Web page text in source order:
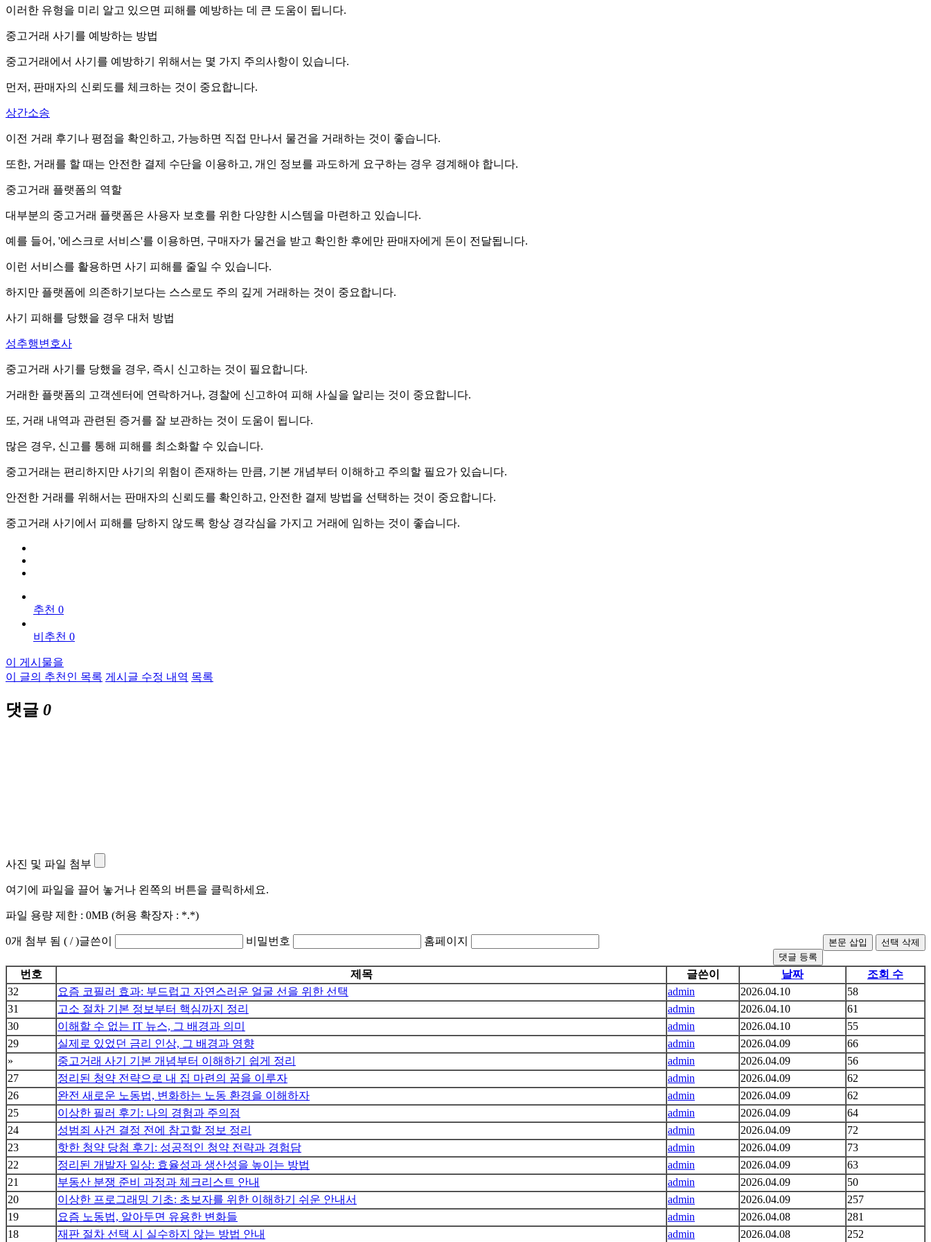
이러한 유형을 미리 알고 있으면 피해를 예방하는 데 큰 도움이 됩니다.
중고거래 사기를 예방하는 방법
중고거래에서 사기를 예방하기 위해서는 몇 가지 주의사항이 있습니다.
먼저, 판매자의 신뢰도를 체크하는 것이 중요합니다.
상간소송
이전 거래 후기나 평점을 확인하고, 가능하면 직접 만나서 물건을 거래하는 것이 좋습니다.
또한, 거래를 할 때는 안전한 결제 수단을 이용하고, 개인 정보를 과도하게 요구하는 경우 경계해야 합니다.
중고거래 플랫폼의 역할
대부분의 중고거래 플랫폼은 사용자 보호를 위한 다양한 시스템을 마련하고 있습니다.
예를 들어, '에스크로 서비스'를 이용하면, 구매자가 물건을 받고 확인한 후에만 판매자에게 돈이 전달됩니다.
이런 서비스를 활용하면 사기 피해를 줄일 수 있습니다.
하지만 플랫폼에 의존하기보다는 스스로도 주의 깊게 거래하는 것이 중요합니다.
사기 피해를 당했을 경우 대처 방법
성추행변호사
중고거래 사기를 당했을 경우, 즉시 신고하는 것이 필요합니다.
거래한 플랫폼의 고객센터에 연락하거나, 경찰에 신고하여 피해 사실을 알리는 것이 중요합니다.
또, 거래 내역과 관련된 증거를 잘 보관하는 것이 도움이 됩니다.
많은 경우, 신고를 통해 피해를 최소화할 수 있습니다.
중고거래는 편리하지만 사기의 위험이 존재하는 만큼, 기본 개념부터 이해하고 주의할 필요가 있습니다.
안전한 거래를 위해서는 판매자의 신뢰도를 확인하고, 안전한 결제 방법을 선택하는 것이 중요합니다.
중고거래 사기에서 피해를 당하지 않도록 항상 경각심을 가지고 거래에 임하는 것이 좋습니다.
추천 0
비추천 0
이 게시물을
이 글의 추천인 목록 게시글 수정 내역 목록
댓글 0
사진 및 파일 첨부
여기에 파일을 끌어 놓거나 왼쪽의 버튼을 클릭하세요.
파일 용량 제한 : 0MB (허용 확장자 : *.*)
0개 첨부 됨 ( /)글쓴이 비밀번호 홈페이지
댓글 등록
번호 제목 글쓴이 날짜
조회 수
32
요즘 코필러 효과: 부드럽고 자연스러운 얼굴 선을 위한 선택 admin 2026.04.10
58
31
고소 절차 기본 정보부터 핵심까지 정리 admin 2026.04.10
61
30
이해할 수 없는 IT 뉴스, 그 배경과 의미 admin 2026.04.10
55
29
실제로 있었던 금리 인상, 그 배경과 영향 admin 2026.04.09
66
»
중고거래 사기 기본 개념부터 이해하기 쉽게 정리 admin 2026.04.09
56
27
정리된 청약 전략으로 내 집 마련의 꿈을 이루자 admin 2026.04.09
62
26
완전 새로운 노동법, 변화하는 노동 환경을 이해하자 admin 2026.04.09
62
25
이상한 필러 후기: 나의 경험과 주의점 admin 2026.04.09
64
24
성범죄 사건 결정 전에 참고할 정보 정리 admin 2026.04.09
72
23
핫한 청약 당첨 후기: 성공적인 청약 전략과 경험담 admin 2026.04.09
73
22
정리된 개발자 일상: 효율성과 생산성을 높이는 방법 admin 2026.04.09
63
21
부동산 분쟁 준비 과정과 체크리스트 안내 admin 2026.04.09
50
20
이상한 프로그래밍 기초: 초보자를 위한 이해하기 쉬운 안내서 admin 2026.04.09
257
19
요즘 노동법, 알아두면 유용한 변화들 admin 2026.04.08
281
18
재판 절차 선택 시 실수하지 않는 방법 안내 admin 2026.04.08
252